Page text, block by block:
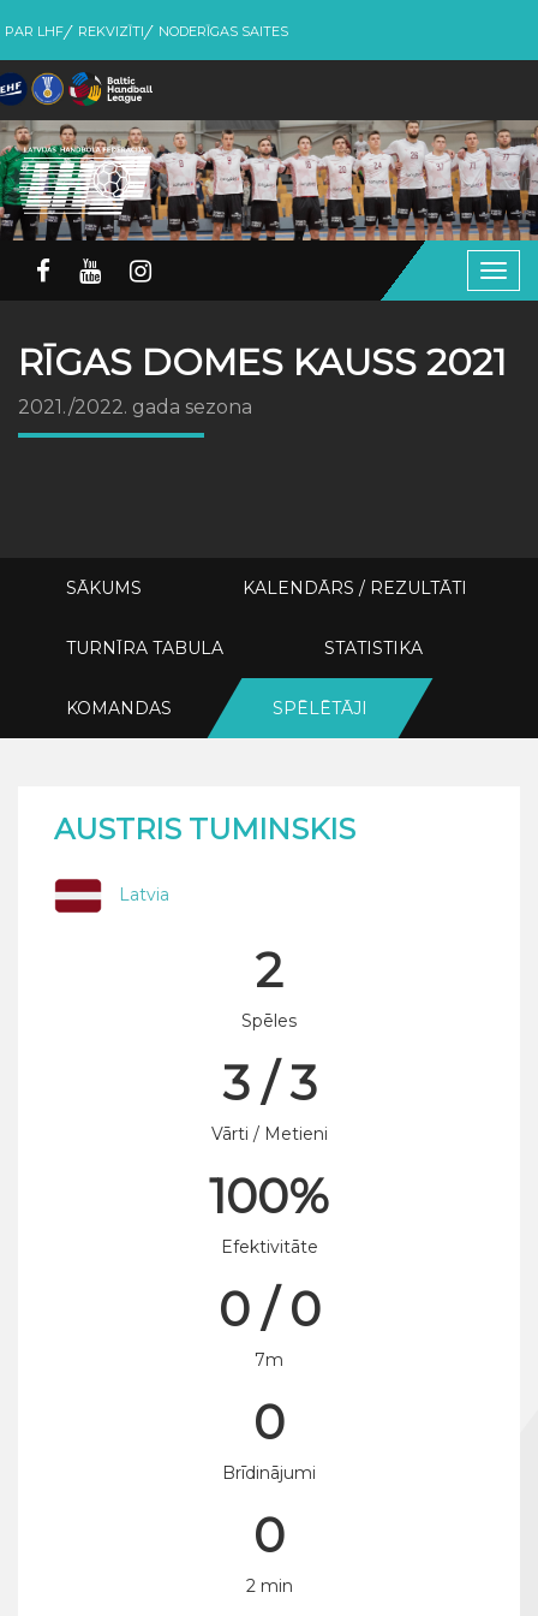
PAR LHF REKVIZĪTI NODERĪGAS SAITES
RĪGAS DOMES KAUSS 2021
2021./2022. gada sezona
SĀKUMS KALENDĀRS / REZULTĀTI
TURNĪRA TABULA STATISTIKA
KOMANDAS SPĒLĒTĀJI
AUSTRIS TUMINSKIS
Latvia
2
Spēles
3 / 3
Vārti / Metieni
100%
Efektivitāte
0 / 0
7m
0
Brīdinājumi
0
2 min